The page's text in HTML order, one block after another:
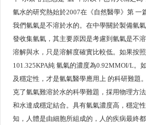
不
知
產
品
介
紹
留
氫水的研究熱始於2007在《自然醫學》第 一
我們氫氣是不溶於水的。在中學關於製備氫
發收集氫氣，其主要原因是考慮到氫氣是不
溶解與水，只是溶解度確實比較低。如果按
101.325KPA純 氫氣的濃度為0.92MMOI/L。
及穩定性，才是氫氣醫學應用上 的科研難題
克了氫氣難溶於水的科學難題，採用物理方
和水達成穩定結合。具有氫氣濃度高，穩定
知，人體是由細胞所組成的，人的疾病最終